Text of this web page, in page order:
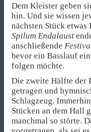
Dem Kleister geben
hin. Und sie wissen
nächsten Stück etwas
Spilum Endalaust
anschließende
bevor ein Basslauf
folgen möchte.
Die zweite Hälfte der
getragen und
Schlagzeug.
Stücken an dem Hall
manchmal so störte.